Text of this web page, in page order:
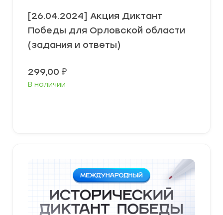
[26.04.2024] Акция Диктант
Победы для Орловской области
(задания и ответы)
299,00 ₽
В наличии